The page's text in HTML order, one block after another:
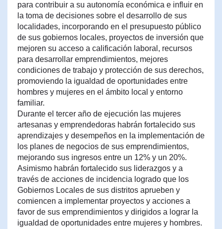
para contribuir a su autonomía económica e influir en
la toma de decisiones sobre el desarrollo de sus
localidades, incorporando en el presupuesto público
de sus gobiernos locales, proyectos de inversión que
mejoren su acceso a calificación laboral, recursos
para desarrollar emprendimientos, mejores
condiciones de trabajo y protección de sus derechos,
promoviendo la igualdad de oportunidades entre
hombres y mujeres en el ámbito local y entorno
familiar.
Durante el tercer año de ejecución las mujeres
artesanas y emprendedoras habrán fortalecido sus
aprendizajes y desempeños en la implementación de
los planes de negocios de sus emprendimientos,
mejorando sus ingresos entre un 12% y un 20%.
Asimismo habrán fortalecido sus liderazgos y a
través de acciones de incidencia logrado que los
Gobiernos Locales de sus distritos aprueben y
comiencen a implementar proyectos y acciones a
favor de sus emprendimientos y dirigidos a lograr la
igualdad de oportunidades entre mujeres y hombres.